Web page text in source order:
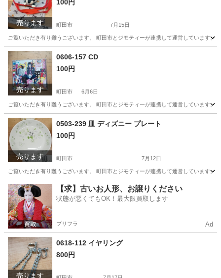
売ります
100円
町田市 7月15日
ご覧いただき有り難うございます。 町田市とジモティーが連携して運営していま
東京 町田市
売ります
0606-157 CD
100円
町田市 6月6日
ご覧いただき有り難うございます。 町田市とジモティーが連携して運営していま
東京 町田市 リユース
売ります
0503-239 皿 ディズニー プレート
100円
町田市 7月12日
ご覧いただき有り難うございます。 町田市とジモティーが連携して運営していま
東京 町田市 生活雑貨 リユース
【求】古いお人形、お譲りください
状態が悪くてもOK！最大限買取します
プリフラ Ad
売ります
0618-112 イヤリング
800円